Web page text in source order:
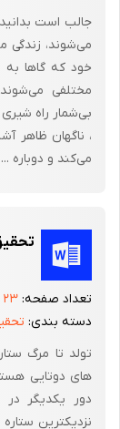
اولین نظریه
قانونهای تجربی
بیضوی می‌چرخند
موفقیت این
بود.]4[
گرانش نسبیتی
را از
را فرموله کرد.
جاذبه خودشان
نیوتن درپی
نتیجه گرفت که
جالب است
می‌شوند، زندگی
خود که گاها به
مختلفی
بی‌شمار راه
، ناگهان ظاهر
می‌کند و دوباره ...
تعداد صفحه: ۲۳
دسته بندی:
های دوتایی
دور یکدیگر
نزدیکترین